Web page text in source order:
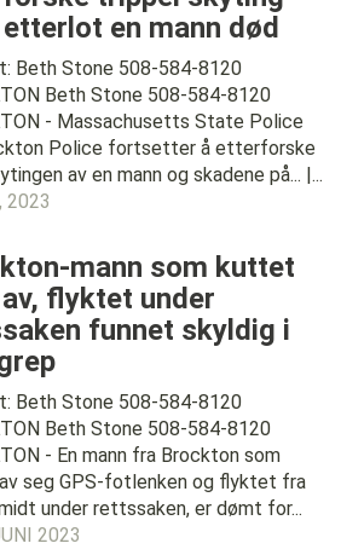
en mann død
Beth Stone 508-584-8120
Beth Stone 508-584-8120
- Massachusetts State Police
Police fortsetter å etterforske
av en mann og skadene på... |...
2023
mann som kuttet
av, flyktet under
funnet skyldig i
Beth Stone 508-584-8120
Beth Stone 508-584-8120
- En mann fra Brockton som
seg GPS-fotlenken og flyktet fra
under rettssaken, er dømt for...
2023